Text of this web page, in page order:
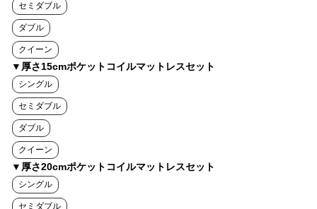
セミダブル
ダブル
クイーン
▼厚さ15cmポケットコイルマットレスセット
シングル
セミダブル
ダブル
クイーン
▼厚さ20cmポケットコイルマットレスセット
シングル
セミダブル